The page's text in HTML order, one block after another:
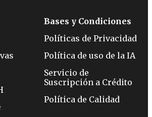
Bases y Condiciones
Políticas de Privacidad
Política de uso de la IA
Servicio de
Suscripción a Crédito
Política de Calidad